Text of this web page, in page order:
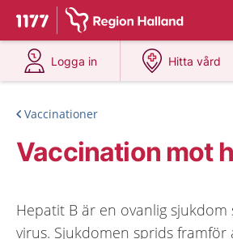
Till startsidan för 1177
Du har valt region Halland
Logga in
på 1177.se
Hitta vård
på
Vaccinationer
Vaccination mot
Hepatit B är en ovanlig sjukdom
virus. Sjukdomen sprids framför